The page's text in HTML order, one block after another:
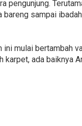
pengunjung.
bareng sampai
ini mulai bertambah
karpet, ada baiknya